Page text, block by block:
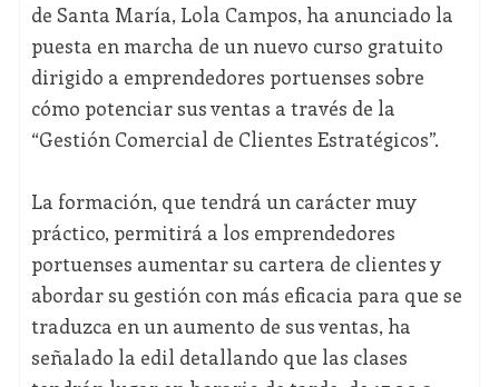
de Santa María, Lola Campos, ha anunciado la
puesta en marcha de un nuevo curso gratuito
dirigido a emprendedores portuenses sobre
cómo potenciar sus ventas a través de la
“Gestión Comercial de Clientes Estratégicos”.
La formación, que tendrá un carácter muy
práctico, permitirá a los emprendedores
portuenses aumentar su cartera de clientes y
abordar su gestión con más eficacia para que se
traduzca en un aumento de sus ventas, ha
señalado la edil detallando que las clases